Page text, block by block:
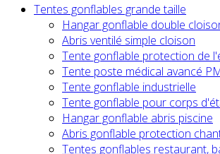
Tentes gonflables grande taille
Hangar gonflable double
Abris ventilé simple cloison
Tente gonflable protection de
Tente poste médical avancé
Tente gonflable industrielle
Tente gonflable pour corps
Hangar gonflable abris piscine
Abris gonflable protection
Tentes gonflables restaurant,